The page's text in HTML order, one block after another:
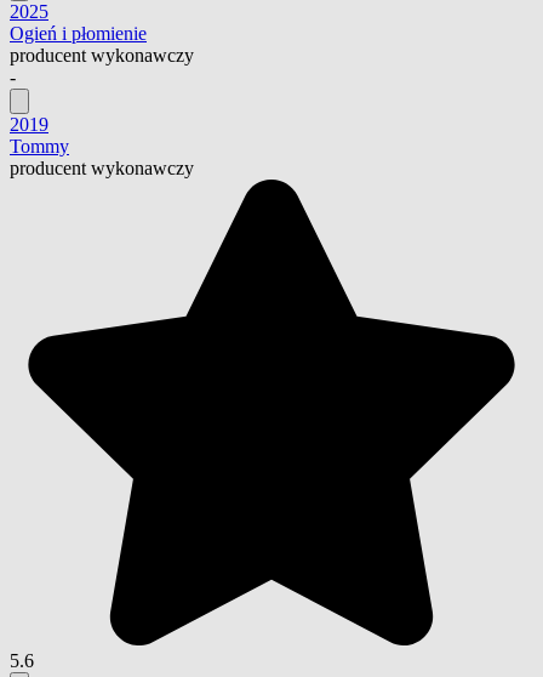
2025
Ogień i płomienie
producent wykonawczy
-
2019
Tommy
producent wykonawczy
5.6